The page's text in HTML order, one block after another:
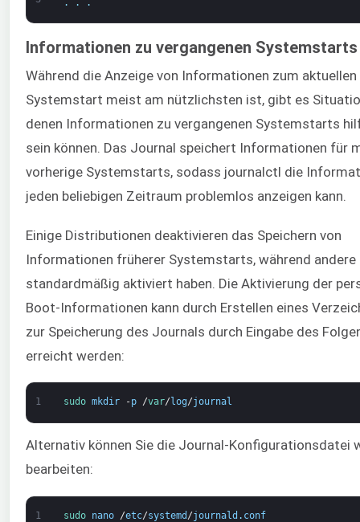
Informationen zu vergangenen Systemstarts
Während die Anzeige von Informationen zum aktuellen
Systemstart meist am nützlichsten ist, gibt es
denen Informationen zu vergangenen Systemstarts
sein können. Das Journal speichert Informationen für
vorherige Systemstarts, sodass journalctl die
jeden beliebigen Zeitraum problemlos anzeigen kann.
Einige Distributionen deaktivieren das Speichern von
Informationen früherer Systemstarts, während andere
standardmäßig aktiviert haben. Die Aktivierung der
Boot-Informationen kann durch Erstellen eines
zur Speicherung des Journals durch Eingabe des
erreicht werden:
1 sudo mkdir -p /var/ log/journal
Alternativ können Sie die Journal-Konfigurationsdatei
bearbeiten:
1 sudo nano /etc/systemd /journald . conf